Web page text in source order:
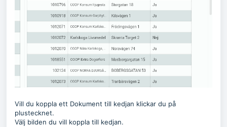
Vill du koppla ett Dokument till kedjan klickar du på
plustecknet.
Välj bilden du vill koppla till kedjan.